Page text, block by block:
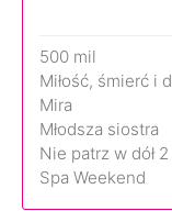
500 mil
Miłość, śmierć i
Mira
Młodsza siostra
Nie patrz w dół 2
Spa Weekend